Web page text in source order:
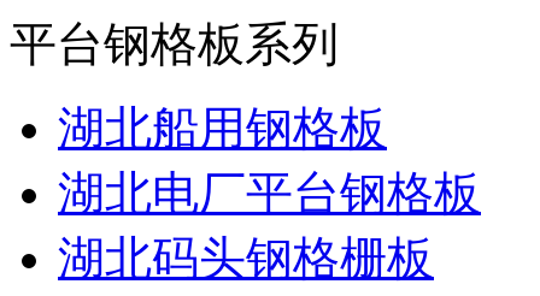
平台钢格板系列
湖北船用钢格板
湖北电厂平台钢格板
湖北码头钢格栅板